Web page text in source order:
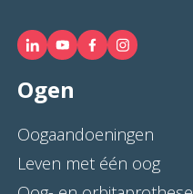
Ogen
Oogaandoeningen
Leven met één oog